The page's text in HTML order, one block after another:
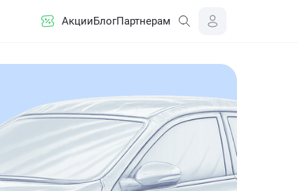
АкцииБлогПартнерам